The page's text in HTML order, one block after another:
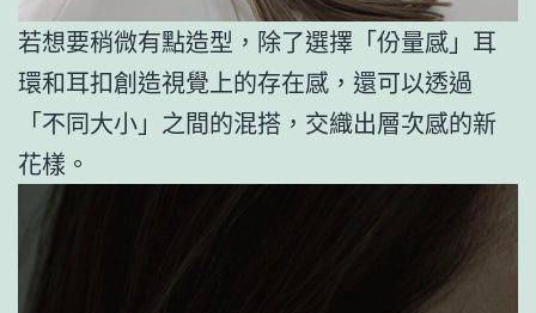
若想要稍微有點造型，除了選擇「份量感」耳
環和耳扣創造視覺上的存在感，還可以透過
「不同大小」之間的混搭，交織出層次感的新
花樣。